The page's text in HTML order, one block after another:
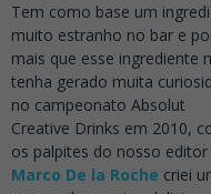
Tem como base um
muito estranho no bar e
mais que esse ingrediente
tenha gerado muita
no campeonato Absolut
Creative Drinks em 2010,
os palpites do nosso editor
Marco De la Roche criei